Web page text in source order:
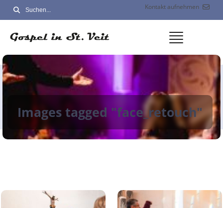
Kontakt aufnehmen
Images tagged "face_retouch"